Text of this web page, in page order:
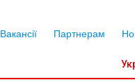
Вакансії Партнерам